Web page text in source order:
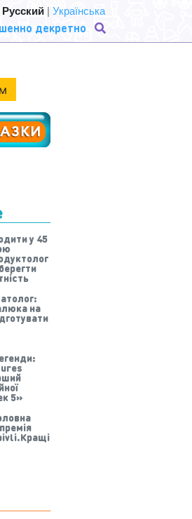
декретно
Русский | Українська
у 45
на
5»